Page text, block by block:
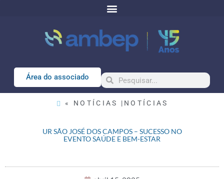
Área do associado
« NOTÍCIAS | NOTÍCIAS
UR SÃO JOSÉ DOS CAMPOS – SUCESSO NO
EVENTO SAÚDE E BEM-ESTAR